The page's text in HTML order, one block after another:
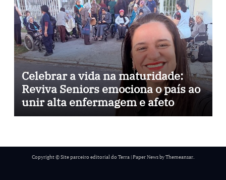
Celebrar a vida na maturidade:
Reviva Seniors emociona o país ao
unir alta enfermagem e afeto
Copyright © Site parceiro editorial do Terra |Paper NewsbyThemeansar.